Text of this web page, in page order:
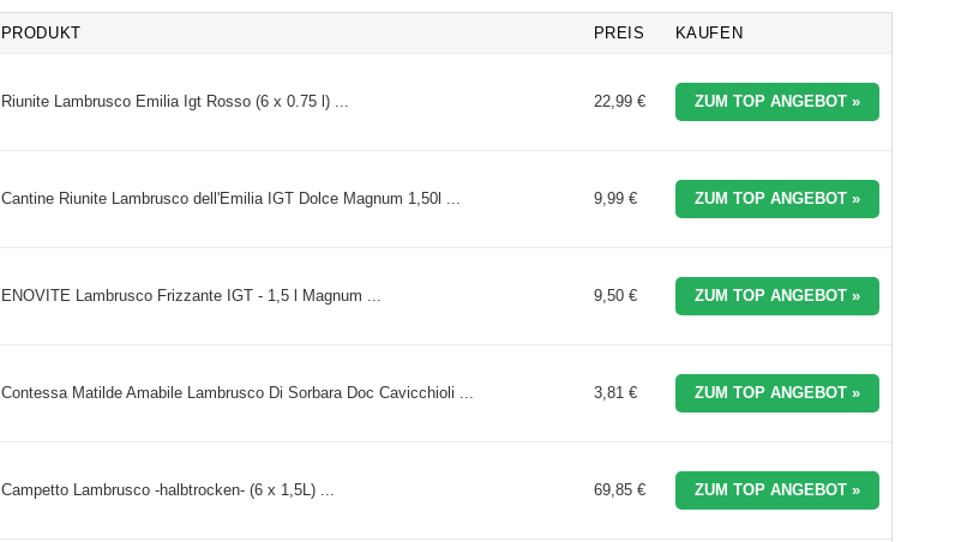
PRODUKT PREIS KAUFEN
Riunite Lambrusco Emilia Igt Rosso (6 x 0.75 l) ... 22,99 € ZUM TOP ANGEBOT »
Cantine Riunite Lambrusco dell'Emilia IGT Dolce Magnum 1,50l ... 9,99 € ZUM TOP ANGEBOT »
ENOVITE Lambrusco Frizzante IGT - 1,5 l Magnum ... 9,50 € ZUM TOP ANGEBOT »
Contessa Matilde Amabile Lambrusco Di Sorbara Doc Cavicchioli ... 3,81 € ZUM TOP ANGEBOT »
Campetto Lambrusco -halbtrocken- (6 x 1,5L) ... 69,85 € ZUM TOP ANGEBOT »